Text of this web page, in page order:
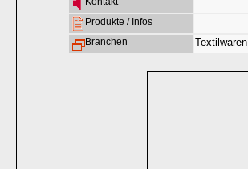
Produkte / Infos
Branchen
Textilwaren